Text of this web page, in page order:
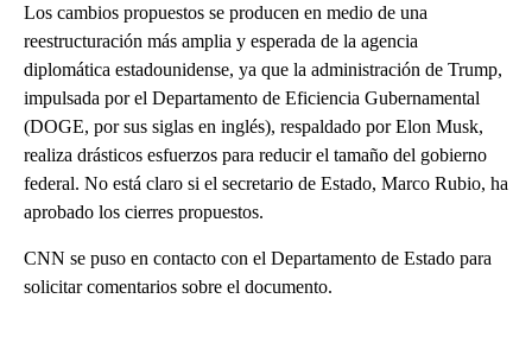
Los cambios propuestos se producen en medio de una
reestructuración más amplia y esperada de la agencia
diplomática estadounidense, ya que la administración de Trump,
impulsada por el Departamento de Eficiencia Gubernamental
(DOGE, por sus siglas en inglés), respaldado por Elon Musk,
realiza drásticos esfuerzos para reducir el tamaño del gobierno
federal. No está claro si el secretario de Estado, Marco Rubio, ha
aprobado los cierres propuestos.
CNN se puso en contacto con el Departamento de Estado para
solicitar comentarios sobre el documento.